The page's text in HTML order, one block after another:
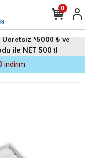
Ücretsiz *5000 ₺ ve
ile NET 500 tl
indirim
0